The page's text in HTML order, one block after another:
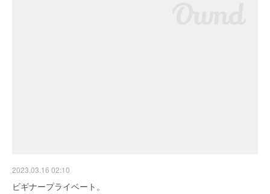
2023.03.16 02:10
ビギナープライベート。